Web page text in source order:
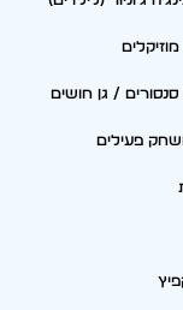
/ גן חושים
פעילים